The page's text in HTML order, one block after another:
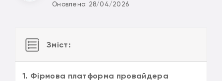
Оновлено: 28/04/2026
Зміст:
1. Фірмова платформа провайдера